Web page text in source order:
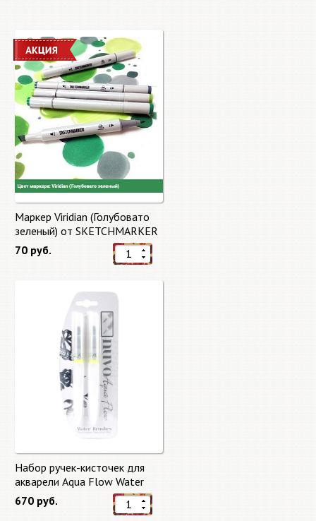
Маркер Viridian (Голубовато
зеленый) от SKETCHMARKER
70 руб.
Набор ручек-кисточек для
акварели Aqua Flow Water
Brushes
670 руб.